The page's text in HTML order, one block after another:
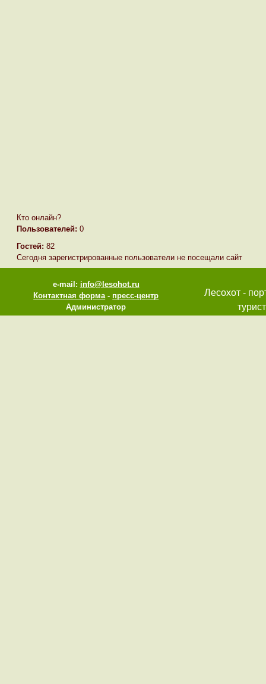
Кто онлайн?
Пользователей: 0
Гостей: 82
Сегодня зарегистрированные пользователи не посещали сайт
e-mail: info@lesohot.ru
Контактная форма-пресс-центр
Администратор
Лесохот -